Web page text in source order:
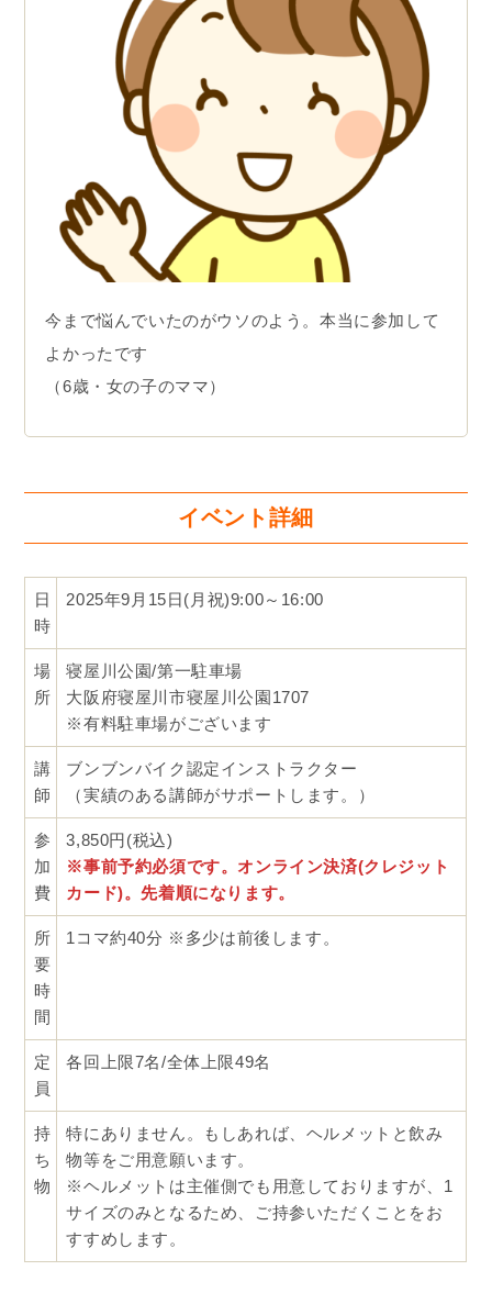
今まで悩んでいたのがウソのよう。本当に参加して
よかったです
（6歳・女の子のママ）
イベント詳細
日
時
2025年9月15日(月祝)9:00～16:00
場
所
寝屋川公園/第一駐車場
大阪府寝屋川市寝屋川公園1707
※有料駐車場がございます
講
師
ブンブンバイク認定インストラクター
（実績のある講師がサポートします。）
参
加
費
3,850円(税込)
※事前予約必須です。オンライン決済(クレジット
カード)。先着順になります。
所
要
時
間
1コマ約40分 ※多少は前後します。
定
員
各回上限7名/全体上限49名
持
ち
物
特にありません。もしあれば、ヘルメットと飲み
物等をご用意願います。
※ヘルメットは主催側でも用意しておりますが、1
サイズのみとなるため、ご持参いただくことをお
すすめします。